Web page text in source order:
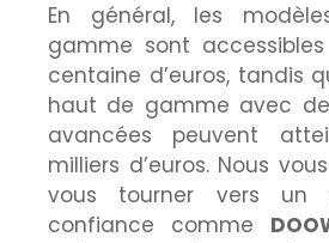
En général, les
gamme sont
centaine d’euros, tandis
haut de gamme avec
avancées peuvent
milliers d’euros. Nous
vous tourner vers un
confiance comme